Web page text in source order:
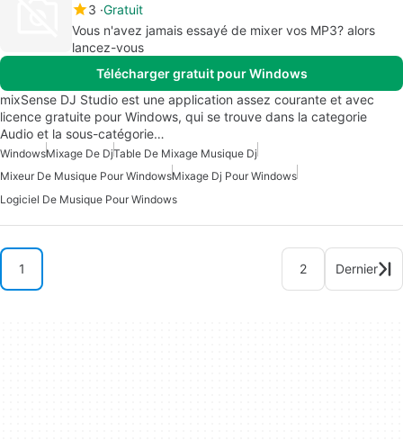
3 Gratuit
Vous n'avez jamais essayé de mixer vos MP3? alors
lancez-vous
Télécharger gratuit pour Windows
mixSense DJ Studio est une application assez courante et avec
licence gratuite pour Windows, qui se trouve dans la categorie
Audio et la sous-catégorie…
WindowsMixage De DjTable De Mixage Musique Dj
Mixeur De Musique Pour WindowsMixage Dj Pour Windows
Logiciel De Musique Pour Windows
1 2 Dernier